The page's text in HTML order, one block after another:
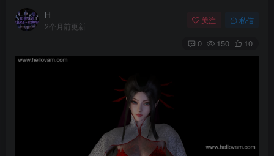
H
2个月前更新
关注 私信
0 150 10